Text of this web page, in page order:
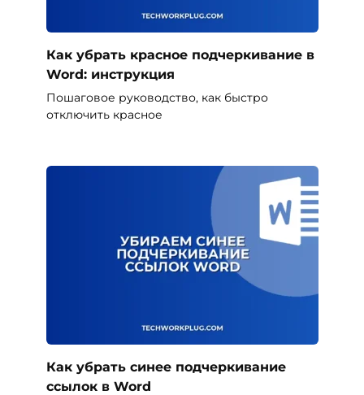
Как убрать красное подчеркивание в
Word: инструкция
Пошаговое руководство, как быстро
отключить красное
Как убрать синее подчеркивание
ссылок в Word